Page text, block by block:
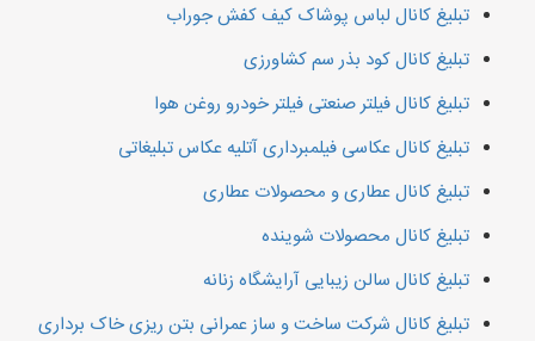
تبلیغ کانال لباس پوشاک کیف کفش جوراب
تبلیغ کانال کود بذر سم کشاورزی
تبلیغ کانال فیلتر صنعتی فیلتر خودرو روغن هوا
تبلیغ کانال عکاسی فیلمبرداری آتلیه عکاس تبلیغاتی
تبلیغ کانال عطاری و محصولات عطاری
تبلیغ کانال محصولات شوینده
تبلیغ کانال سالن زیبایی آرایشگاه زنانه
تبلیغ کانال شرکت ساخت و ساز عمرانی بتن ریزی خاک برداری